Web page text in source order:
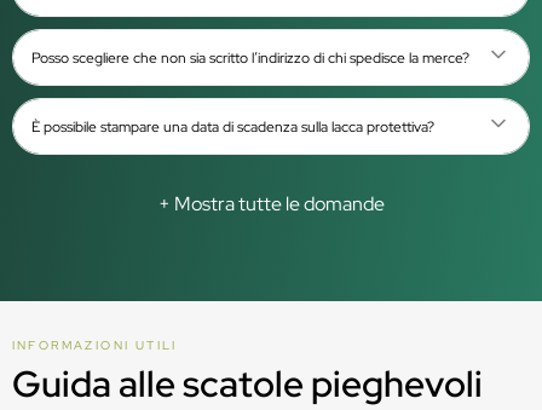
Posso scegliere che non sia scritto l’indirizzo di chi spedisce la merce?
È possibile stampare una data di scadenza sulla lacca protettiva?
+ Mostra tutte le domande
INFORMAZIONI UTILI
Guida alle scatole pieghevoli